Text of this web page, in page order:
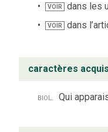
VOIR dans les
VOIR dans
caractères acquis
biol. Qui